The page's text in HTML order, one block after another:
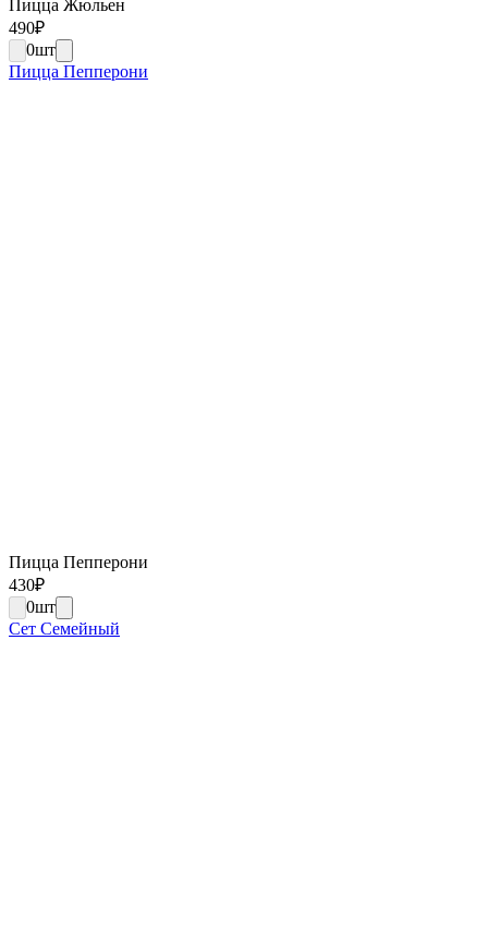
Пицца Жюльен
490₽
0шт
Пицца Пепперони
Пицца Пепперони
430₽
0шт
Сет Семейный